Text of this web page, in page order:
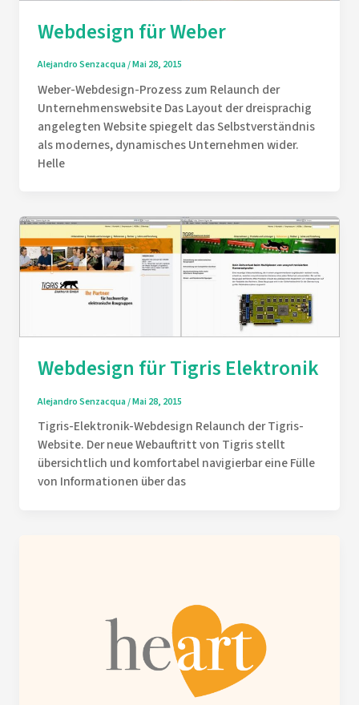
Webdesign für Weber
Alejandro Senzacqua/Mai 28, 2015
Weber-Webdesign-Prozess zum Relaunch der
Unternehmenswebsite Das Layout der dreisprachig
angelegten Website spiegelt das Selbstverständnis
als modernes, dynamisches Unternehmen wider.
Helle
Webdesign für Tigris Elektronik
Alejandro Senzacqua/Mai 28, 2015
Tigris-Elektronik-Webdesign Relaunch der Tigris-
Website. Der neue Webauftritt von Tigris stellt
übersichtlich und komfortabel navigierbar eine Fülle
von Informationen über das